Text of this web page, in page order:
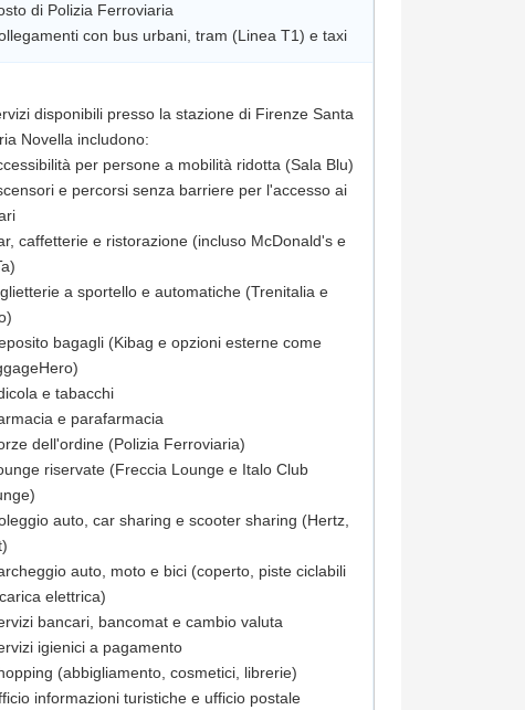
di Polizia Ferroviaria
disponibili presso la stazione di Firenze Santa
Novella includono:
per persone a mobilità ridotta (Sala Blu)
e percorsi senza barriere per l'accesso ai
caffetterie e ristorazione (incluso McDonald's e
a sportello e automatiche (Trenitalia e
bagagli (Kibag e opzioni esterne come
e tabacchi
e parafarmacia
dell'ordine (Polizia Ferroviaria)
riservate (Freccia Lounge e Italo Club
auto, car sharing e scooter sharing (Hertz,
auto, moto e bici (coperto, piste ciclabili
elettrica)
bancari, bancomat e cambio valuta
igienici a pagamento
(abbigliamento, cosmetici, librerie)
informazioni turistiche e ufficio postale